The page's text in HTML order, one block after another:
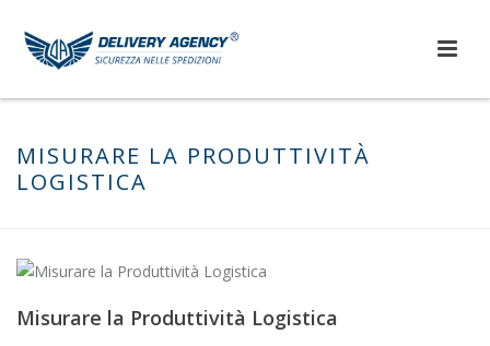
MISURARE LA PRODUTTIVITÀ
LOGISTICA
Misurare la Produttività Logistica